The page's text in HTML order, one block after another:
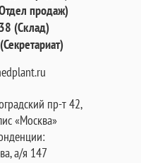
продаж)
(Склад)
пр-т 42,
«Москва»
а/я 147